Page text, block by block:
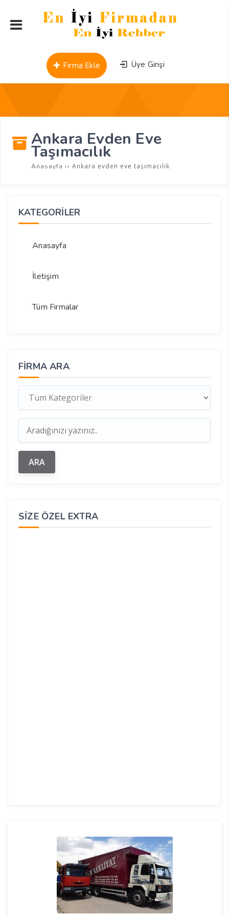
Üye Girişi
Firma Ekle
Ankara Evden Eve
Taşımacılık
Anasayfa ›› Ankara evden eve taşımacılık
KATEGORİLER
Anasayfa
İletişim
Tüm Firmalar
FIRMA ARA
SIZE ÖZEL EXTRA